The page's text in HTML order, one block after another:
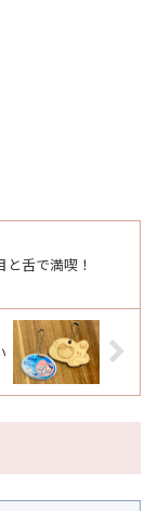
舌で満喫！